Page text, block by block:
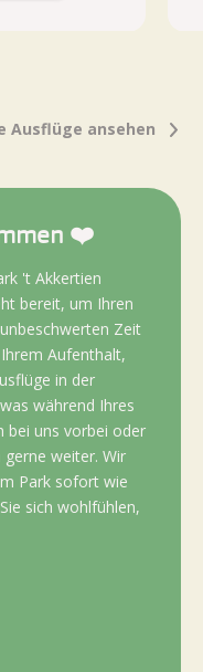
Ausflüge ansehen
❤️
't Akkertien
bereit, um Ihren
Zeit
Aufenthalt,
in der
während Ihres
bei uns vorbei oder
weiter. Wir
Park sofort wie
sich wohlfühlen,